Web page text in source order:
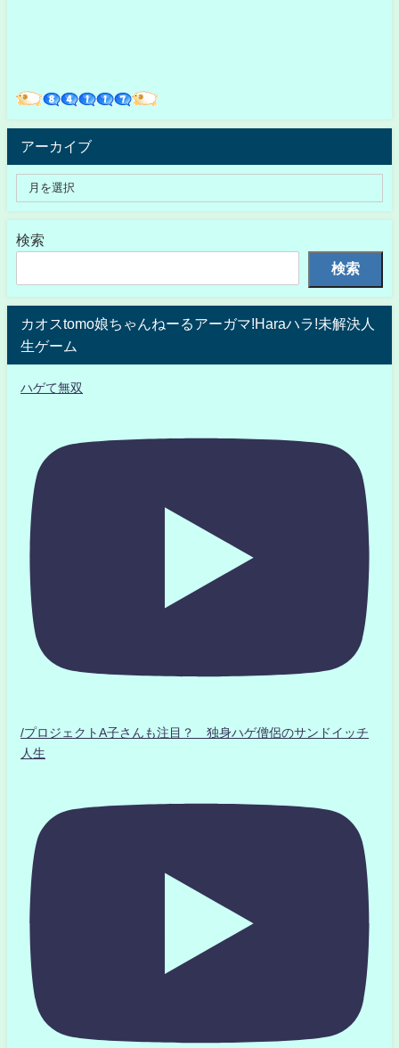
アーカイブ
検索
検索
カオスtomo娘ちゃんねーるアーガマ!Haraハラ!未解決人
生ゲーム
ハゲて無双
/プロジェクトA子さんも注目？ 独身ハゲ僧侶のサンドイッチ
人生